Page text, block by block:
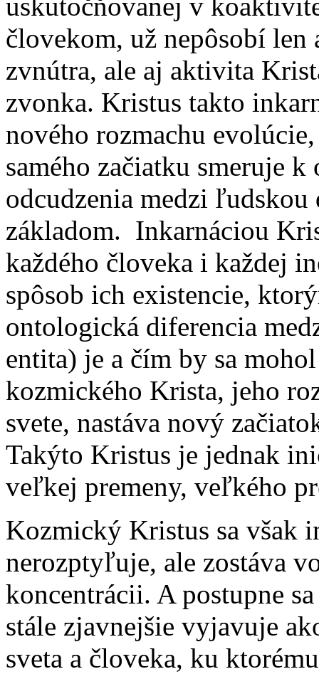
človekom, už nepôsobí
zvnútra, ale aj aktivita
zvonka. Kristus takto
nového rozmachu
samého začiatku smeruje
odcudzenia medzi
základom. Inkarnáciou
každého človeka i každej
spôsob ich existencie,
ontologická diferencia
entita) je a čím by sa
kozmického Krista, jeho
svete, nastáva nový
Takýto Kristus je jednak
veľkej premeny, veľkého
Kozmický Kristus sa však
nerozptyľuje, ale zostáva
koncentrácii. A postupne
stále zjavnejšie vyjavuje
sveta a človeka, ku